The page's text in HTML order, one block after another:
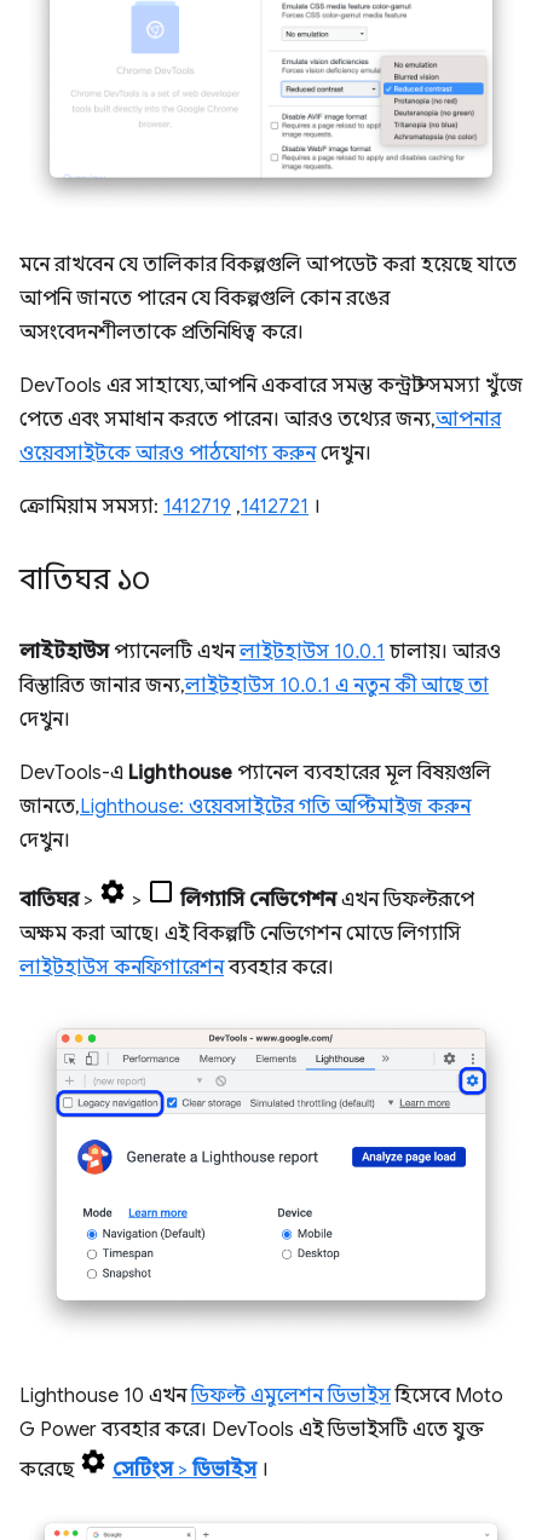
মনে রাখবেন যে তালিকার বিকল্পগুলি আপডেট করা হয়েছে যাতে
আপনি জানতে পারেন যে বিকল্পগুলি কোন রঙের
অসংবেদনশীলতাকে প্রতিনিধিত্ব করে।
DevTools এর সাহায্যে, আপনি একবারে সমস্ত কন্ট্রাস্ট সমস্যা খুঁজে
পেতে এবং সমাধান করতে পারেন। আরও তথ্যের জন্য,আপনার
ওয়েবসাইটকে আরও পাঠযোগ্য করুনদেখুন।
ক্রোমিয়াম সমস্যা: 1412719 ,1412721 ।
বাতিঘর ১০
লাইটহাউসপ্যানেলটি এখনলাইটহাউস 10.0.1 চালায়। আরও
বিস্তারিত জানার জন্য,লাইটহাউস 10.0.1 এ নতুন কী আছে তা
দেখুন।
DevTools-এ Lighthouse প্যানেল ব্যবহারের মূল বিষয়গুলি
জানতে,Lighthouse: ওয়েবসাইটের গতি অপ্টিমাইজ করুন
দেখুন।
বাতিঘর> > লিগ্যাসি নেভিগেশনএখন ডিফল্টরূপে
অক্ষম করা আছে। এই বিকল্পটি নেভিগেশন মোডে লিগ্যাসি
লাইটহাউস কনফিগারেশনব্যবহার করে।
Lighthouse 10 এখনডিফল্ট এমুলেশন ডিভাইসহিসেবে Moto
G Power ব্যবহার করে। DevTools এই ডিভাইসটি এতে যুক্ত
করেছে
সেটিংস>ডিভাইস।